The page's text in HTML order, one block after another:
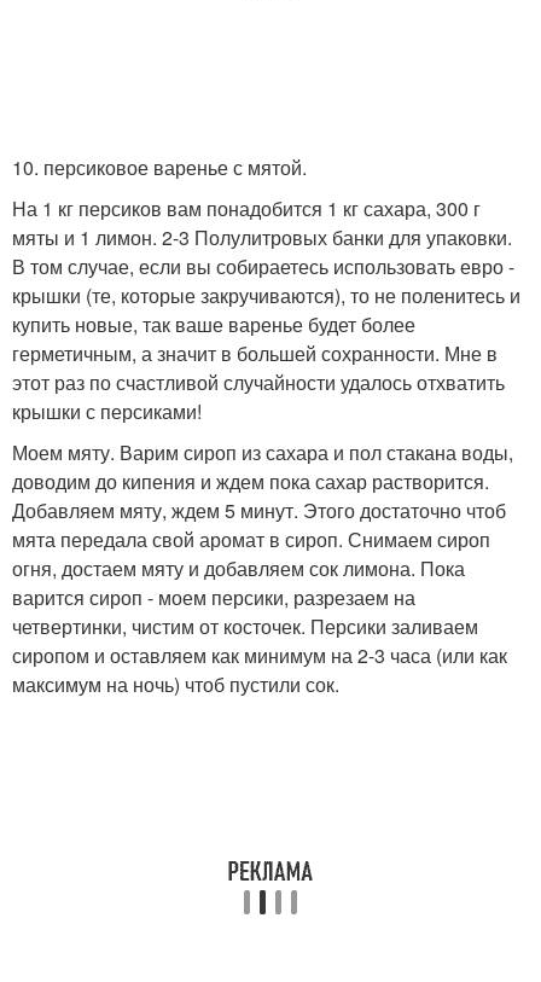
10. персиковое варенье с мятой.
На 1 кг персиков вам понадобится 1 кг сахара, 300 г
мяты и 1 лимон. 2-3 Полулитровых банки для упаковки.
В том случае, если вы собираетесь использовать евро -
крышки (те, которые закручиваются), то не поленитесь и
купить новые, так ваше варенье будет более
герметичным, а значит в большей сохранности. Мне в
этот раз по счастливой случайности удалось отхватить
крышки с персиками!
Моем мяту. Варим сироп из сахара и пол стакана воды,
доводим до кипения и ждем пока сахар растворится.
Добавляем мяту, ждем 5 минут. Этого достаточно чтоб
мята передала свой аромат в сироп. Снимаем сироп
огня, достаем мяту и добавляем сок лимона. Пока
варится сироп - моем персики, разрезаем на
четвертинки, чистим от косточек. Персики заливаем
сиропом и оставляем как минимум на 2-3 часа (или как
максимум на ночь) чтоб пустили сок.